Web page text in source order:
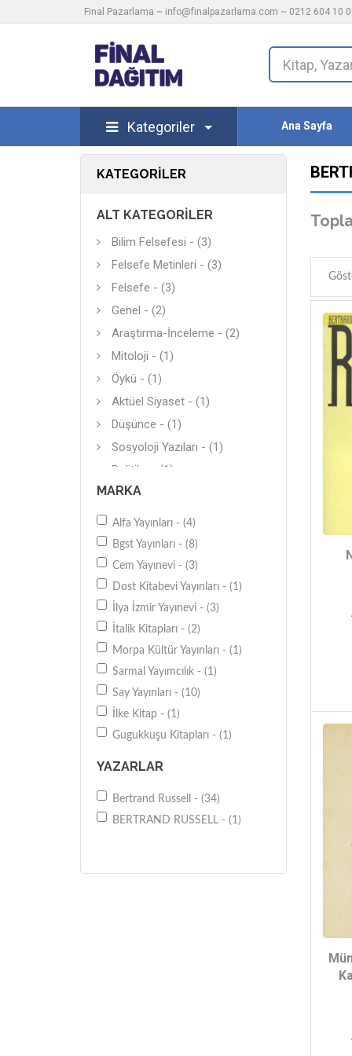
Final Pazarlama ~ info@finalpazarlama.com ~ 0212 604 10
Kategoriler Ana Sayfa
KATEGORILER
ALT KATEGORILER
Bilim Felsefesi - (3)
Felsefe Metinleri - (3)
Felsefe - (3)
Genel - (2)
Araştırma-İnceleme - (2)
Mitoloji - (1)
Öykü - (1)
Aktüel Siyaset - (1)
Düşünce - (1)
Sosyoloji Yazıları - (1)
Politika - (1)
Popüler Bilim - (1)
Bilim Adamları - (1)
Edebiyat Yazıları - (1)
Diğer - (1)
MARKA
Alfa Yayınları - (4)
Bgst Yayınları - (8)
Cem Yayınevi - (3)
Dost Kitabevi Yayınları - (1)
İlya İzmir Yayınevi - (3)
İtalik Kitapları - (2)
Morpa Kültür Yayınları - (1)
Sarmal Yayımcılık - (1)
Say Yayınları - (10)
İlke Kitap - (1)
Gugukkuşu Kitapları - (1)
YAZARLAR
Bertrand Russell - (34)
BERTRAND RUSSELL - (1)